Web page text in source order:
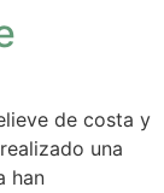
de costa y
una
han